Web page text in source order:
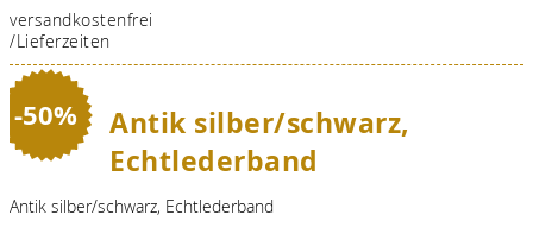
versandkostenfrei
/Lieferzeiten
-50%
Antik silber/schwarz,
Echtlederband
Antik silber/schwarz, Echtlederband